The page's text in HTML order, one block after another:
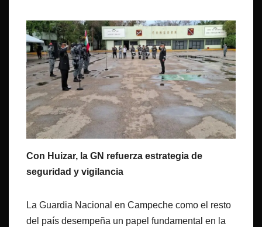
Con Huizar, la GN refuerza estrategia de
seguridad y vigilancia
La Guardia Nacional en Campeche como el resto
del país desempeña un papel fundamental en la